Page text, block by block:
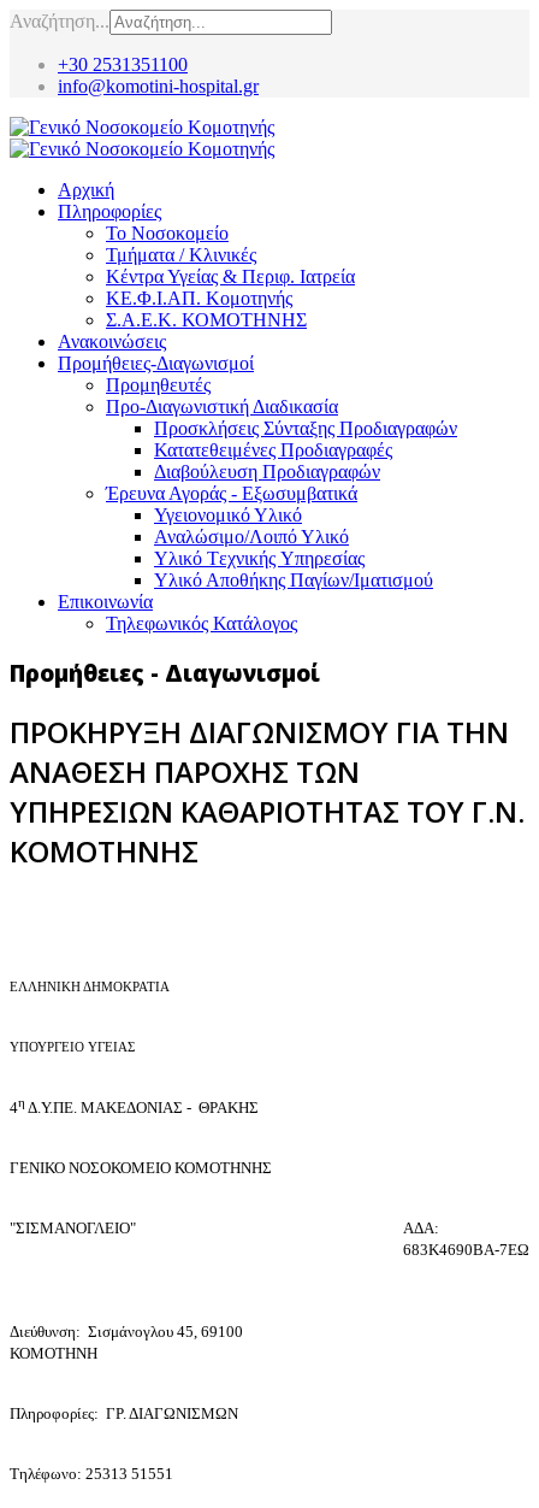
Αναζήτηση...
+30 2531351100
info@komotini-hospital.gr
Αρχική
Πληροφορίες
Το Νοσοκομείο
Τμήματα / Κλινικές
Κέντρα Υγείας & Περιφ. Ιατρεία
ΚΕ.Φ.Ι.ΑΠ. Κομοτηνής
Σ.Α.Ε.Κ. ΚΟΜΟΤΗΝΗΣ
Ανακοινώσεις
Προμήθειες-Διαγωνισμοί
Προμηθευτές
Προ-Διαγωνιστική Διαδικασία
Προσκλήσεις Σύνταξης Προδιαγραφών
Κατατεθειμένες Προδιαγραφές
Διαβούλευση Προδιαγραφών
Έρευνα Αγοράς - Εξωσυμβατικά
Υγειονομικό Υλικό
Αναλώσιμο/Λοιπό Υλικό
Υλικό Tεχνικής Yπηρεσίας
Υλικό Αποθήκης Παγίων/Ιματισμού
Επικοινωνία
Τηλεφωνικός Κατάλογος
Προμήθειες - Διαγωνισμοί
ΠΡΟΚΗΡΥΞΗ ΔΙΑΓΩΝΙΣΜΟΥ ΓΙΑ ΤΗΝ
ΑΝΑΘΕΣΗ ΠΑΡΟΧΗΣ ΤΩΝ
ΥΠΗΡΕΣΙΩΝ ΚΑΘΑΡΙΟΤΗΤΑΣ ΤΟΥ Γ.Ν.
ΚΟΜΟΤΗΝΗΣ
EΛΛΗΝΙΚΗ ΔΗΜΟΚΡΑΤΙΑ
ΥΠΟΥΡΓΕΙΟ ΥΓΕΙΑΣ
4η Δ.Υ.ΠΕ. ΜΑΚΕΔΟΝΙΑΣ - ΘΡΑΚΗΣ
ΓΕΝΙΚΟ NΟΣΟΚΟΜΕΙΟ ΚΟΜΟΤΗΝΗΣ
"ΣΙΣΜΑΝΟΓΛΕΙΟ"
ΑΔΑ:
683Κ4690ΒΑ-7ΕΩ
Διεύθυνση: Σισμάνογλου 45, 69100
ΚΟΜΟΤΗΝΗ
Πληροφορίες: ΓΡ. ΔΙΑΓΩΝΙΣΜΩΝ
Τηλέφωνο: 25313 51551